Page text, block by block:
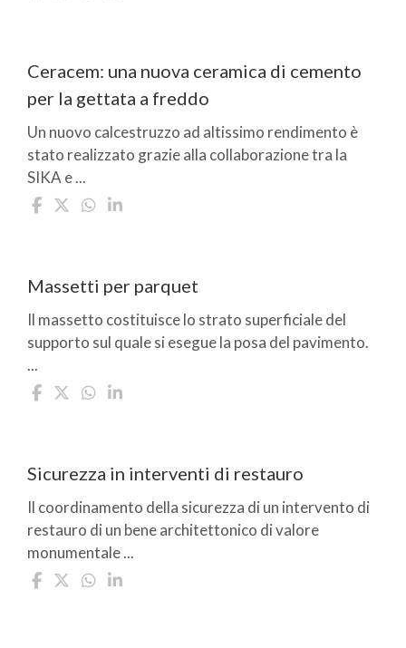
Ceracem: una nuova ceramica di cemento
per la gettata a freddo
Un nuovo calcestruzzo ad altissimo rendimento è
stato realizzato grazie alla collaborazione tra la
SIKA e ...
Massetti per parquet
Il massetto costituisce lo strato superficiale del
supporto sul quale si esegue la posa del pavimento.
...
Sicurezza in interventi di restauro
Il coordinamento della sicurezza di un intervento di
restauro di un bene architettonico di valore
monumentale ...